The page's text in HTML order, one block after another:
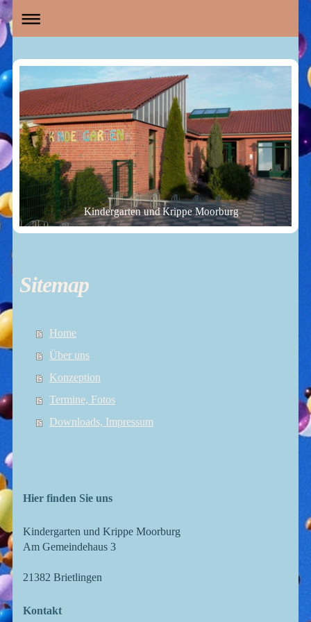
Kindergarten und Krippe Moorburg
Sitemap
Home
Über uns
Konzeption
Termine, Fotos
Downloads, Impressum
Hier finden Sie uns
Kindergarten und Krippe Moorburg
Am Gemeindehaus 3
21382 Brietlingen
Kontakt